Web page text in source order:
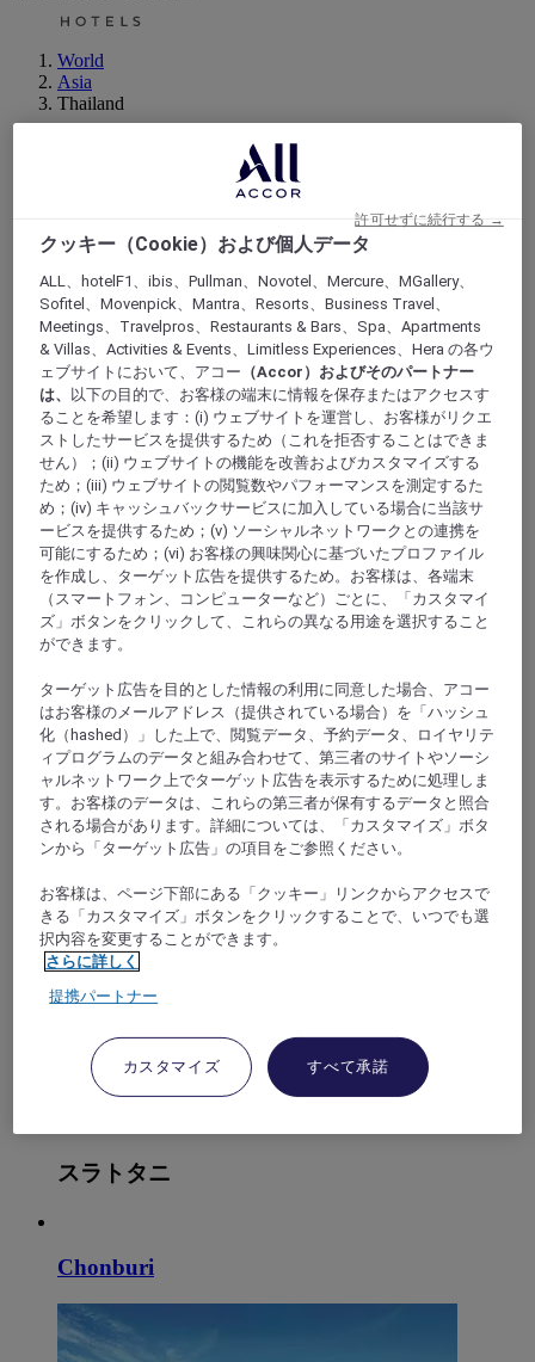
World
Asia
Thailand
ラヨーン
プーケット
ノンタブリー
サムットプラーカーン
パタヤ
スラトタニ
Chonburi
クッキー（Cookie）および個人データ
ALL、hotelF1、ibis、Pullman、Novotel、Mercure、MGallery、
Sofitel、Movenpick、Mantra、Resorts、Business Travel、
Meetings、Travelpros、Restaurants & Bars、Spa、Apartments
& Villas、Activities & Events、Limitless Experiences、Hera の各ウ
ェブサイトにおいて、アコー （Accor）およびそのパートナー
は、 以下の目的で、お客様の端末に情報を保存またはアクセスす
ることを希望します：(i) ウェブサイトを運営し、お客様がリクエ
ストしたサービスを提供するため（これを拒否することはできま
せん）；(ii) ウェブサイトの機能を改善およびカスタマイズする
ため；(iii) ウェブサイトの閲覧数やパフォーマンスを測定するた
め；(iv) キャッシュバックサービスに加入している場合に当該サ
ービスを提供するため；(v) ソーシャルネットワークとの連携を
可能にするため；(vi) お客様の興味関心に基づいたプロファイル
を作成し、ターゲット広告を提供するため。お客様は、各端末
（スマートフォン、コンピューターなど）ごとに、「カスタマイ
ズ」ボタンをクリックして、これらの異なる用途を選択すること
ができます。
ターゲット広告を目的とした情報の利用に同意した場合、アコー
はお客様のメールアドレス（提供されている場合）を「ハッシュ
化（hashed）」した上で、閲覧データ、予約データ、ロイヤリテ
ィプログラムのデータと組み合わせて、第三者のサイトやソーシ
ャルネットワーク上でターゲット広告を表示するために処理しま
す。お客様のデータは、これらの第三者が保有するデータと照合
される場合があります。詳細については、「カスタマイズ」ボタ
ンから「ターゲット広告」の項目をご参照ください。
お客様は、ページ下部にある「クッキー」リンクからアクセスで
きる「カスタマイズ」ボタンをクリックすることで、いつでも選
択内容を変更することができます。
さらに詳しく
提携パートナー
カスタマイズ すべて承諾
許可せずに続行する →